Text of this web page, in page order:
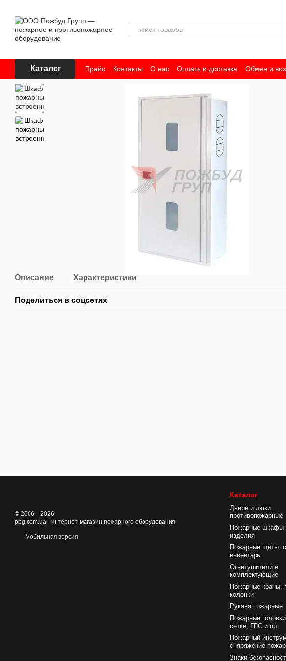
Каталог Прайс Контакты О нас Оплата и доставка Обмен и
Описание Характеристики
Поделиться в соцсетях
© 2006—2026
pbg.com.ua - интернет-магазин пожарного оборудования
Мобильная версия
Каталог
Двери и люки
противопожарные
Пожарные шкафы
изделия
Пожарные щиты,
инвентарь
Огнетушители и
комплектующие
Пожарные краны,
колонки
Рукава пожарные
Пожарные
сетки, ГПС и пр.
Пожарный
сняряжение
Знаки